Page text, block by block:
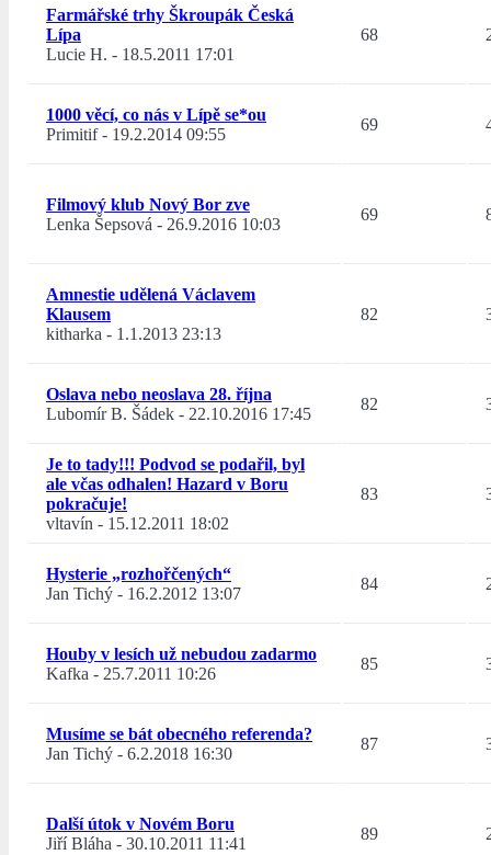
Farmářské trhy Škroupák Česká
Lípa
Lucie H. - 18.5.2011 17:01
68
1000 věcí, co nás v Lípě se*ou
Primitif- 19.2.2014 09:55
69
Filmový klub Nový Bor zve
Lenka Šepsová - 26.9.2016 10:03
69
Amnestie udělená Václavem
Klausem
kitharka - 1.1.2013 23:13
82
Oslava nebo neoslava 28. října
Lubomír B. Šádek - 22.10.2016 17:45
82
Je to tady!!! Podvod se podařil, byl
ale včas odhalen! Hazard v Boru
pokračuje!
vltavín - 15.12.2011 18:02
83
Hysterie „rozhořčených“
Jan Tichý - 16.2.2012 13:07
84
Houby v lesích už nebudou zadarmo
Kafka - 25.7.2011 10:26
85
Musíme se bát obecného referenda?
Jan Tichý - 6.2.2018 16:30
87
Další útok v Novém Boru
Jiří Bláha - 30.10.2011 11:41
89